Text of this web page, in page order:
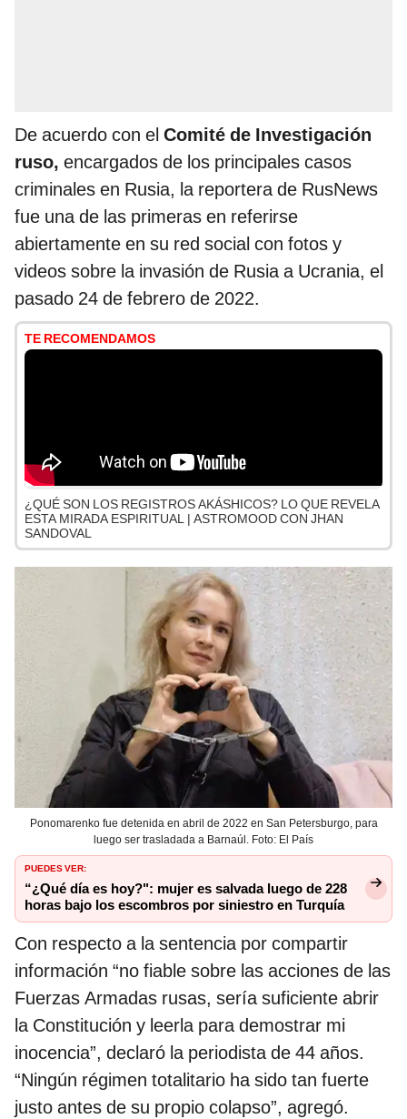
De acuerdo con el Comité de Investigación
ruso, encargados de los principales casos
criminales en Rusia, la reportera de RusNews
fue una de las primeras en referirse
abiertamente en su red social con fotos y
videos sobre la invasión de Rusia a Ucrania, el
pasado 24 de febrero de 2022.
TE RECOMENDAMOS
¿QUÉ SON LOS REGISTROS AKÁSHICOS? LO QUE REVELA
ESTA MIRADA ESPIRITUAL | ASTROMOOD CON JHAN
SANDOVAL
Ponomarenko fue detenida en abril de 2022 en San Petersburgo, para
luego ser trasladada a Barnaúl. Foto: El País
PUEDES VER:
“¿Qué día es hoy?": mujer es salvada luego de 228
horas bajo los escombros por siniestro en Turquía
Con respecto a la sentencia por compartir
información “no fiable sobre las acciones de las
Fuerzas Armadas rusas, sería suficiente abrir
la Constitución y leerla para demostrar mi
inocencia”, declaró la periodista de 44 años.
“Ningún régimen totalitario ha sido tan fuerte
justo antes de su propio colapso”, agregó.